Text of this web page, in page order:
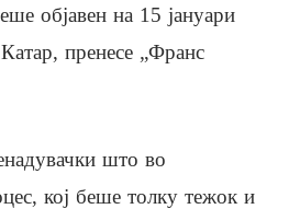
објавен на 15 јануари
пренесе „Франс
што во
кој беше толку тежок и